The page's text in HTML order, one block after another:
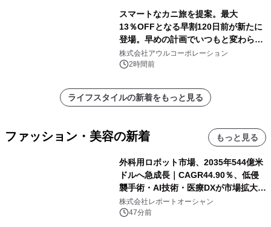
スマートなカニ旅を提案。最大
13％OFFとなる早割120日前が新たに
登場。早めの計画でいつもと変わらぬ
大人の冬旅を。ー夕日ヶ浦温泉「佳松
苑 別邸ふうか」ー
株式会社アウルコーポレーション
2時間前
ライフスタイルの新着をもっと見る
ファッション・美容の新着 もっと見る
外科用ロボット市場、2035年544億米
ドルへ急成長｜CAGR44.90％、低侵
襲手術・AI技術・医療DXが市場拡大を
牽引
株式会社レポートオーシャン
47分前